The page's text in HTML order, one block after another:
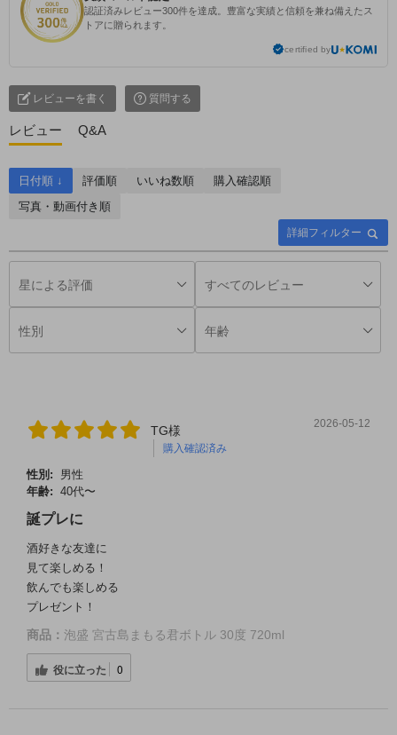
認証済みレビュー300件を達成。豊富な実績と信頼を兼ね備えたス
トアに贈られます。
certified by
レビューを書く 質問する
レビュー Q&A
詳細フィルター
日付順 ↓ 評価順 いいね数順
購入確認順
写真・動画付き順
TG様
購入確認済み
2026-05-12
性別:
男性
年齢: 40代〜
誕プレに
酒好きな友達に
見て楽しめる！
飲んでも楽しめる
プレゼント！
商品： 泡盛 宮古島まもる君ボトル 30度 720ml
役に立った 0